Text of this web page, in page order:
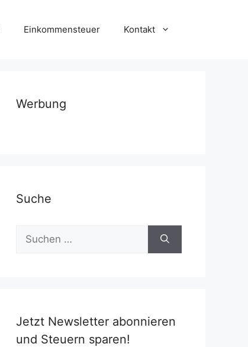
Einkommensteuer Kontakt
Werbung
Suche
Suchen
nach:
Jetzt Newsletter abonnieren
und Steuern sparen!